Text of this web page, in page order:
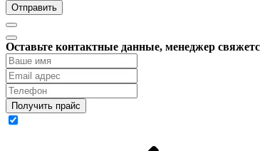
Отправить
Оставьте контактные данные, менеджер
Получить прайс